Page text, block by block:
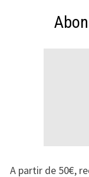
A partir de 50€,